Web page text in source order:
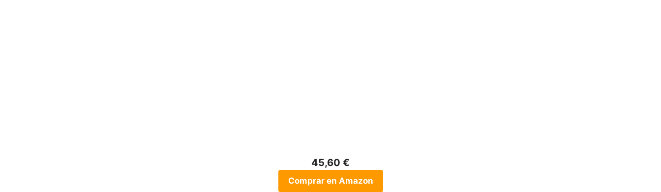
45,60 €
Comprar en Amazon